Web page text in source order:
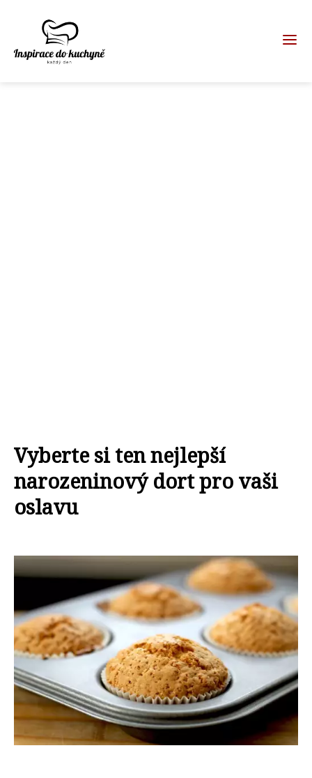
Vyberte si ten nejlepší
narozeninový dort pro vaši
oslavu